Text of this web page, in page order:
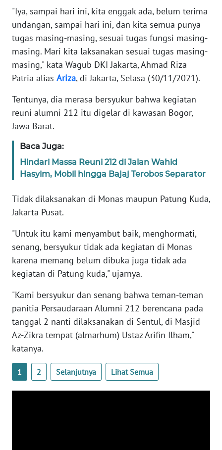
"Iya, sampai hari ini, kita enggak ada, belum terima
undangan, sampai hari ini, dan kita semua punya
tugas masing-masing, sesuai tugas fungsi masing-
masing. Mari kita laksanakan sesuai tugas masing-
masing," kata Wagub DKI Jakarta, Ahmad Riza
Patria alias Ariza, di Jakarta, Selasa (30/11/2021).
Tentunya, dia merasa bersyukur bahwa kegiatan
reuni alumni 212 itu digelar di kawasan Bogor,
Jawa Barat.
Baca Juga:
Hindari Massa Reuni 212 di Jalan Wahid
Hasyim, Mobil hingga Bajaj Terobos Separator
Tidak dilaksanakan di Monas maupun Patung Kuda,
Jakarta Pusat.
"Untuk itu kami menyambut baik, menghormati,
senang, bersyukur tidak ada kegiatan di Monas
karena memang belum dibuka juga tidak ada
kegiatan di Patung kuda," ujarnya.
"Kami bersyukur dan senang bahwa teman-teman
panitia Persaudaraan Alumni 212 berencana pada
tanggal 2 nanti dilaksanakan di Sentul, di Masjid
Az-Zikra tempat (almarhum) Ustaz Arifin Ilham,"
katanya.
1 2 Selanjutnya Lihat Semua
PEDOMAN
MEDIA
REDAKSI
DISCLAIMER
Wahana
Regional
SUMUT
JAKARTA
WN
BANTEN
WN
NTT
WN
KEPRI